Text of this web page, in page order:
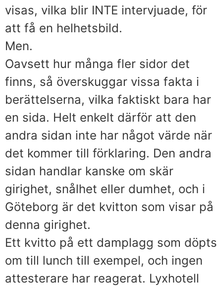
visas, vilka blir INTE intervjuade, för
att få en helhetsbild.
Men.
Oavsett hur många fler sidor det
finns, så överskuggar vissa fakta i
berättelserna, vilka faktiskt bara har
en sida. Helt enkelt därför att den
andra sidan inte har något värde när
det kommer till förklaring. Den andra
sidan handlar kanske om skär
girighet, snålhet eller dumhet, och i
Göteborg är det kvitton som visar på
denna girighet.
Ett kvitto på ett damplagg som döpts
om till lunch till exempel, och ingen
attesterare har reagerat. Lyxhotell